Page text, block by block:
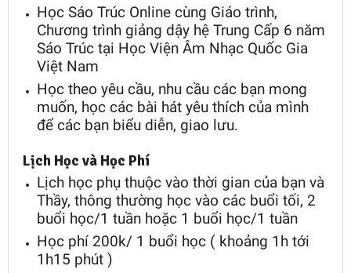
Học Sáo Trúc Online cùng Giáo trình,
Chương trình giảng dậy hệ Trung Cấp 6 năm
Sáo Trúc tại Học Viện Âm Nhạc Quốc Gia
Việt Nam
Học theo yêu cầu, nhu cầu các bạn mong
muốn, học các bài hát yêu thích của mình
để các bạn biểu diễn, giao lưu.
Lịch Học và Học Phí
Lịch học phụ thuộc vào thời gian của bạn và
Thầy, thông thường học vào các buổi tối, 2
buổi học/1 tuần hoặc 1 buổi học/1 tuần
Học phí 200k/ 1 buổi học ( khoảng 1h tới
1h15 phút )